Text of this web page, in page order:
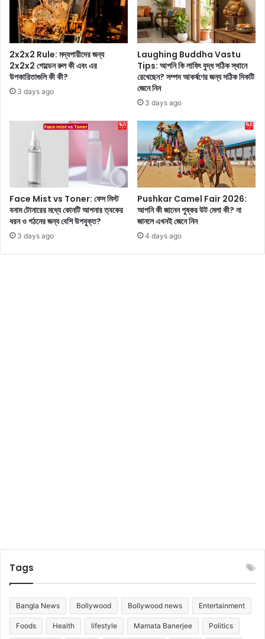
র
জ
ন্য
ন
ম
র্থি
ত
কৌ
শ
2x2x2 Rule: মদ্যপায়ীদের জন্য
2x2x2 গোল্ডেন রুল কী এবং এর
উপকারিতাগুলি কী কী?
3 days ago
Laughing Buddha Vastu
Tips: আপনি কি লাফিং বুদ্ধ সঠিক স্থানে
রেখেছেন? সম্পদ আকর্ষণের জন্য সঠিক দিকটি
জেনে নিন
3 days ago
Face Mist vs Toner: ফেস মিস্ট
বনাম টোনারের মধ্যে কোনটি আপনার ত্বকের
ধরন ও গঠনের জন্য বেশি উপযুক্ত?
3 days ago
Pushkar Camel Fair 2026:
আপনি কী জানেন পুষ্কর উট মেলা কী? না
জানলে এখনই জেনে নিন
4 days ago
Tags
Bangla News Bollywood Bollywood news Entertainment
Foods Health lifestyle Mamata Banerjee Politics